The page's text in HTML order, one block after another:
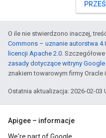
O ile nie stwierdzono inaczej,
Commons – uznanie autorstwa
licencji Apache 2.0.
zasady dotyczące witryny
znakiem towarowym firmy
Ostatnia aktualizacja: 2026-02-03
Apigee – informacje